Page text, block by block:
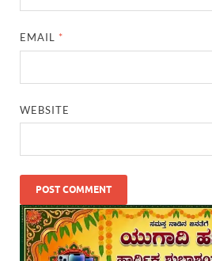
EMAIL *
WEBSITE